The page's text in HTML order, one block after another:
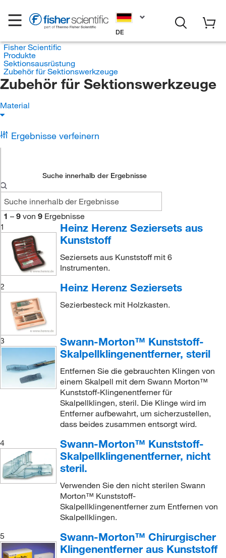
DE
Fisher Scientific
Produkte
Sektionsausrüstung
Zubehör für Sektionswerkzeuge
Zubehör für Sektionswerkzeuge
Material
Ergebnisse verfeinern
Suche innerhalb der Ergebnisse
1 – 9 von 9 Ergebnisse
1
Heinz Herenz Seziersets aus
Kunststoff
Seziersets aus Kunststoff mit 6
Instrumenten.
2
Heinz Herenz Seziersets
Sezierbesteck mit Holzkasten.
3
Swann-Morton™ Kunststoff-
Skalpellklingenentferner, steril
Entfernen Sie die gebrauchten Klingen von
einem Skalpell mit dem Swann Morton™
Kunststoff-Klingenentferner für
Skalpellklingen, steril. Die Klinge wird im
Entferner aufbewahrt, um sicherzustellen,
dass beides zusammen entsorgt wird.
4
Swann-Morton™ Kunststoff-
Skalpellklingenentferner, nicht
steril.
Verwenden Sie den nicht sterilen Swann
Morton™ Kunststoff-
Skalpellklingenentferner zum Entfernen von
Skalpellklingen.
5
Swann-Morton™ Chirurgischer
Klingenentferner aus Kunststoff